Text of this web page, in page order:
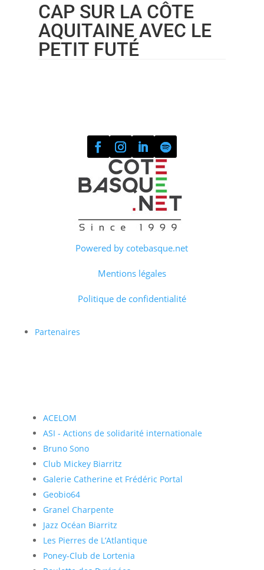
CAP SUR LA CÔTE
AQUITAINE AVEC LE
PETIT FUTÉ
Powered by cotebasque.net
Mentions légales
Politique de confidentialité
Partenaires
ACELOM
ASI - Actions de solidarité internationale
Bruno Sono
Club Mickey Biarritz
Galerie Catherine et Frédéric Portal
Geobio64
Granel Charpente
Jazz Océan Biarritz
Les Pierres de L’Atlantique
Poney-Club de Lortenia